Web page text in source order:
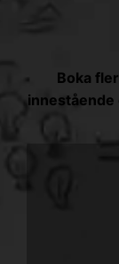
Boka
innestående